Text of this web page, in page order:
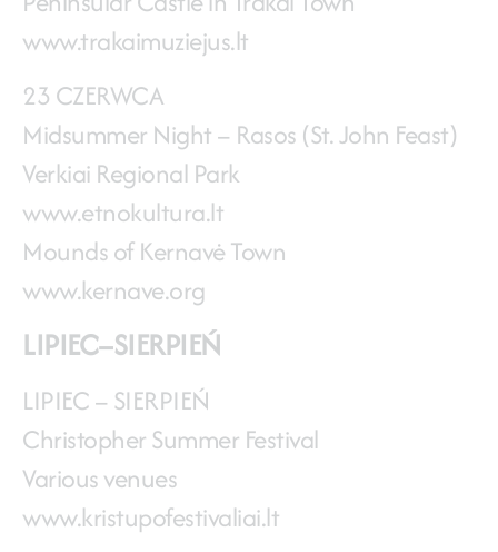
www.trakaimuziejus.lt
23 CZERWCA
Midsummer Night – Rasos (St. John Feast)
Verkiai Regional Park
www.etnokultura.lt
Mounds of Kernavė Town
www.kernave.org
LIPIEC–SIERPIEŃ
LIPIEC – SIERPIEŃ
Christopher Summer Festival
Various venues
www.kristupofestivaliai.lt